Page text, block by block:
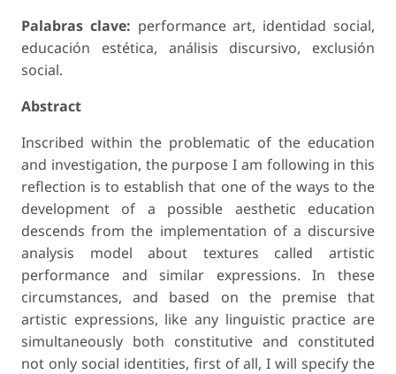
Palabras clave: performance art, identidad social,
educación estética, análisis discursivo, exclusión
social.
Abstract
Inscribed within the problematic of the education
and investigation, the purpose I am following in this
reflection is to establish that one of the ways to the
development of a possible aesthetic education
descends from the implementation of a discursive
analysis model about textures called artistic
performance and similar expressions. In these
circumstances, and based on the premise that
artistic expressions, like any linguistic practice are
simultaneously both constitutive and constituted
not only social identities, first of all, I will specify the